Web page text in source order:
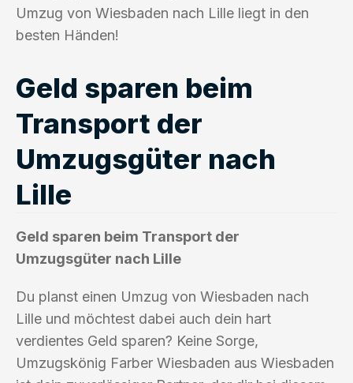
Umzug von Wiesbaden nach Lille liegt in den
besten Händen!
Geld sparen beim
Transport der
Umzugsgüter nach
Lille
Geld sparen beim Transport der
Umzugsgüter nach Lille
Du planst einen Umzug von Wiesbaden nach
Lille und möchtest dabei auch dein hart
verdientes Geld sparen? Keine Sorge,
Umzugskönig Farber Wiesbaden aus Wiesbaden